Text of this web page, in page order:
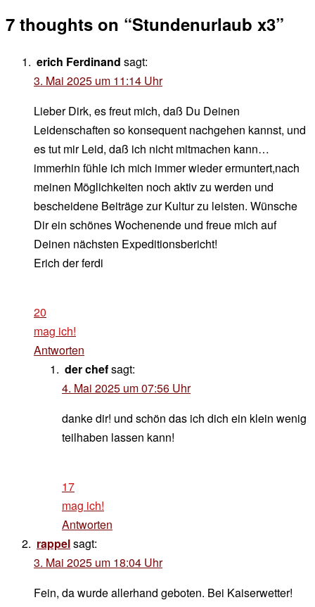
7 thoughts on “Stundenurlaub x3”
erich Ferdinand sagt:
3. Mai 2025 um 11:14 Uhr
Lieber Dirk, es freut mich, daß Du Deinen
Leidenschaften so konsequent nachgehen kannst, und
es tut mir Leid, daß ich nicht mitmachen kann…
immerhin fühle ich mich immer wieder ermuntert,nach
meinen Möglichkeiten noch aktiv zu werden und
bescheidene Beiträge zur Kultur zu leisten. Wünsche
Dir ein schönes Wochenende und freue mich auf
Deinen nächsten Expeditionsbericht!
Erich der ferdi
20
mag ich!
Antworten
der chefsagt:
4. Mai 2025 um 07:56 Uhr
danke dir! und schön das ich dich ein klein wenig
teilhaben lassen kann!
17
mag ich!
Antworten
rappelsagt:
3. Mai 2025 um 18:04 Uhr
Fein, da wurde allerhand geboten. Bei Kaiserwetter!